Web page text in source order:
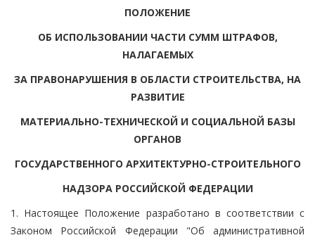
ПОЛОЖЕНИЕ
ОБ ИСПОЛЬЗОВАНИИ ЧАСТИ СУММ ШТРАФОВ,
НАЛАГАЕМЫХ
ЗА ПРАВОНАРУШЕНИЯ В ОБЛАСТИ СТРОИТЕЛЬСТВА, НА
РАЗВИТИЕ
МАТЕРИАЛЬНО-ТЕХНИЧЕСКОЙ И СОЦИАЛЬНОЙ БАЗЫ
ОРГАНОВ
ГОСУДАРСТВЕННОГО АРХИТЕКТУРНО-СТРОИТЕЛЬНОГО
НАДЗОРА РОССИЙСКОЙ ФЕДЕРАЦИИ
1. Настоящее Положение разработано в соответствии с
Законом Российской Федерации "Об административной